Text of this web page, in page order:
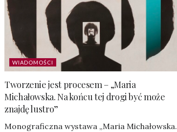
WIADOMOŚCI
Tworzenie jest procesem – „Maria
Michałowska. Na końcu tej drogi być może
znajdę lustro”
Monograficzna wystawa „Maria Michałowska.